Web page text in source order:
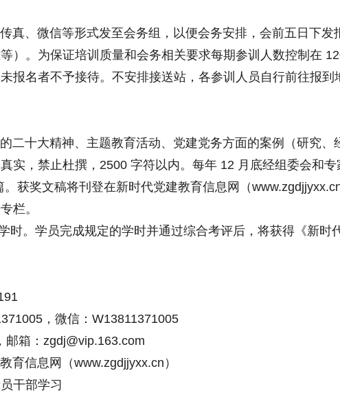
、微信等形式发至会务组，以便会务安排，会前五日下发
）。为保证培训质量和会务相关要求每期参训人数控制在
报名者不予接待。不安排接送站，各参训人员自行前往报到
十大精神、主题教育活动、党建党务方面的案例（研究、
实，禁止杜撰，2500 字符以内。每年 12 月底经组委会和专
获奖文稿将刊登在新时代党建教育信息网（
栏。
时。学员完成规定的学时并通过综合考评后，将获得《新时
，微信：W13811371005
：zgdj@vip.163.com
信息网（www.zgdjjyxx.cn）
部学习